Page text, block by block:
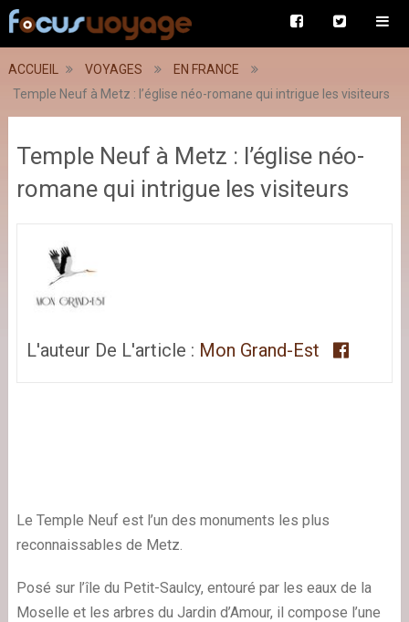
ACCUEIL VOYAGES
EN FRANCE
Temple Neuf à Metz : l’église néo-romane qui intrigue les visiteurs
Temple Neuf à Metz : l’église néo-
romane qui intrigue les visiteurs
L'auteur De L'article : Mon Grand-Est
Le Temple Neuf est l’un des monuments les plus
reconnaissables de Metz.
Posé sur l’île du Petit-Saulcy, entouré par les eaux de la
Moselle et les arbres du Jardin d’Amour, il compose l’une